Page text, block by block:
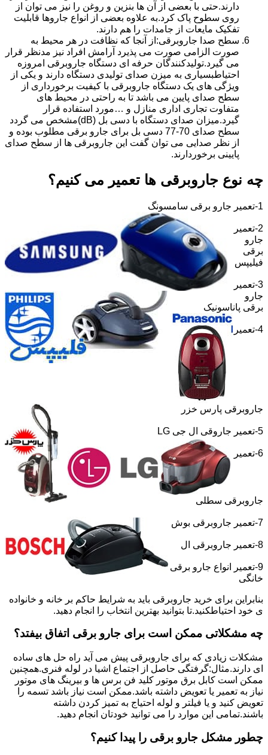
دارند.حتی با بعضی از آن ها بنزین و روغن را نیز می توان از
روی سطوح پاک کرد.به علاوه بعضی از انواع جاروها قابلیت
تفکیک مایعات از جامدات را هم دارند.
سطح صدا جاروبرقی:از آنجا که نظافت در هر محیط به
صورت الزامی صورت می پذیرد آرامش افراد نیز مدنظر قرار
می گیرد.تولیدکنندگان حرفه ای دستگاه جاروبرقی امروزه
احتیاطبسیاری به میزن صدای تولیدی دستگاه دارند و یکی از
ویژگی های یک دستگاه جاروبرقی با کیفیت برخورداری از
سطح صدای پایین می باشد تا به راحتی در محیط های
متفاوت تجاری اداری منازل و …مورد استفاده قرار
گیرد.میزان صدای دستگاه با دسی بل (dB)مشخص می گردد
سطح صدای 70-77 دسی بل برای جارو برقی مطلوب بوده و
از نظر صدایی می توان گفت این جاروبرقی ها از سطح صدای
پایینی برخوردارند.
چه نوع جاروبرقی ها تعمیر می کنیم؟
1-تعمیر جارو برقی سامسونگ
2-تعمیر
جارو
برقی
فیلیپس
3-تعمیر
جارو
برقی پاناسونیک
4-تعمیر
جاروبرقی پارس خزر
5-تعمیر جاروقی ال جی LG
6-تعمیر
جاروبرقی سطلی
7-تعمیر جاروبرقی بوش
8-تعمیر جاروبرقی ال
9-تعمیر انواع جارو برقی
خانگی
بنابراین برای خرید جاروبرقی باید به شرایط حاکم بر خانه و خانواده
ی خود احتیاطکنید.تا بتوانید بهترین انتخاب را انجام دهید.
چه مشکلاتی ممکن است برای جارو برقی اتفاق بیفتد؟
مشکلات زیادی که برای جاروبرقی پیش می آید راه حل های ساده
ای دارند.مثال:گرفتگی حاصل از اجتماع اشیا در لوله فنری.همچنین
ممکن است کابل برق موتور کلید فن برس ها و بیرینگ های موتور
نیاز به تعمیر یا تعویض داشته باشد.ممکن است نیاز باشد تسمه را
تعویض کنید و یا فیلتر و لوله احتیاج به تمیز کردن داشته
باشند.تمامی این موارد را می توانید خودتان انجام دهید.
چطور مشکل جارو برقی را پیدا کنیم؟